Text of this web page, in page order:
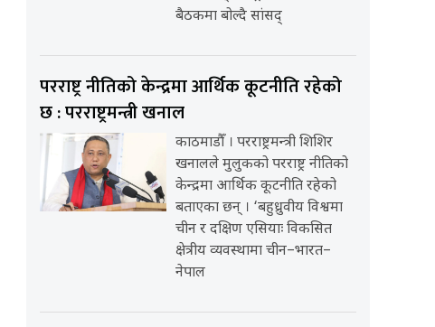
बैठकमा बोल्दै सांसद्
परराष्ट्र नीतिको केन्द्रमा आर्थिक कूटनीति रहेको
छ : परराष्ट्रमन्त्री खनाल
काठमाडौँ । परराष्ट्रमन्त्री शिशिर
खनालले मुलुकको परराष्ट्र नीतिको
केन्द्रमा आर्थिक कूटनीति रहेको
बताएका छन् । ‘बहुध्रुवीय विश्वमा
चीन र दक्षिण एसियाः विकसित
क्षेत्रीय व्यवस्थामा चीन–भारत–
नेपाल